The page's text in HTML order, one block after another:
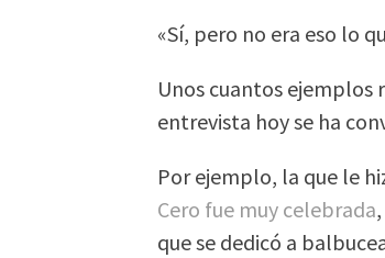
«Sí, pero no era eso lo
Unos cuantos ejemplos
entrevista hoy se ha
Por ejemplo, la que le
Cero fue muy celebrada
que se dedicó a